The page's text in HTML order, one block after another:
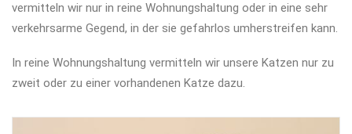
vermitteln wir nur in reine Wohnungshaltung oder in eine sehr
verkehrsarme Gegend, in der sie gefahrlos umherstreifen kann.
In reine Wohnungshaltung vermitteln wir unsere Katzen nur zu
zweit oder zu einer vorhandenen Katze dazu.